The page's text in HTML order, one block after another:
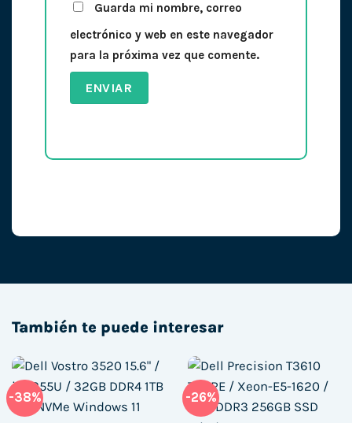
Guarda mi nombre, correo
electrónico y web en este navegador
para la próxima vez que comente.
También te puede interesar
-38% -26%